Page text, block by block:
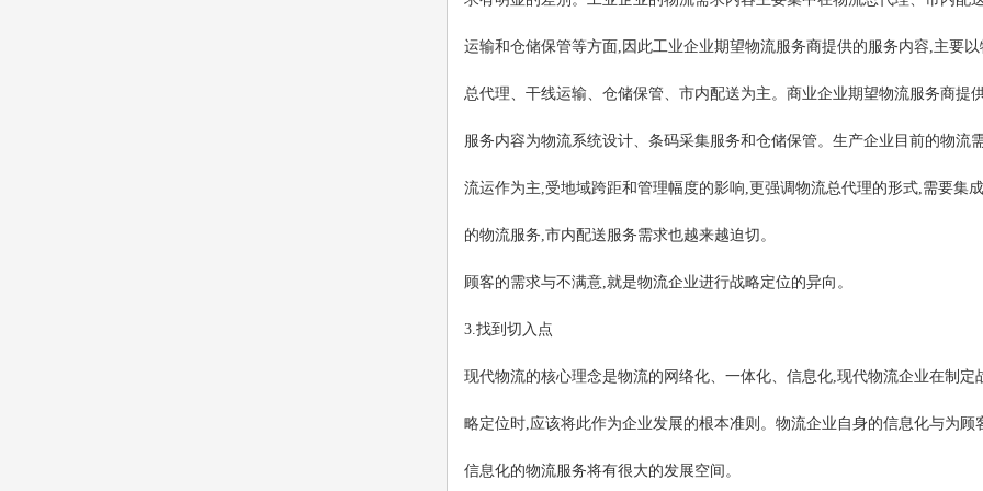
运输和仓储保管等方面,因此工业企业期望物流服务商提供的服务内容,主要以
总代理、干线运输、仓储保管、市内配送为主。商业企业期望物流服务商提
服务内容为物流系统设计、条码采集服务和仓储保管。生产企业目前的物流
流运作为主,受地域跨距和管理幅度的影响,更强调物流总代理的形式,需要集
的物流服务,市内配送服务需求也越来越迫切。
顾客的需求与不满意,就是物流企业进行战略定位的异向。
3.找到切入点
现代物流的核心理念是物流的网络化、一体化、信息化,现代物流企业在制定
略定位时,应该将此作为企业发展的根本准则。物流企业自身的信息化与为顾
信息化的物流服务将有很大的发展空间。